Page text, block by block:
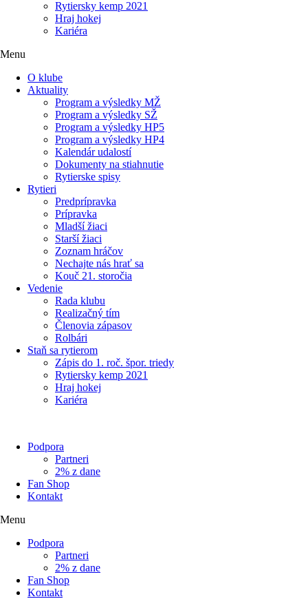
Rytiersky kemp 2021
Hraj hokej
Kariéra
Menu
O klube
Aktuality
Program a výsledky MŽ
Program a výsledky SŽ
Program a výsledky HP5
Program a výsledky HP4
Kalendár udalostí
Dokumenty na stiahnutie
Rytierske spisy
Rytieri
Predprípravka
Prípravka
Mladší žiaci
Starší žiaci
Zoznam hráčov
Nechajte nás hrať sa
Kouč 21. storočia
Vedenie
Rada klubu
Realizačný tím
Členovia zápasov
Rolbári
Staň sa rytierom
Zápis do 1. roč. špor. triedy
Rytiersky kemp 2021
Hraj hokej
Kariéra
Podpora
Partneri
2% z dane
Fan Shop
Kontakt
Menu
Podpora
Partneri
2% z dane
Fan Shop
Kontakt